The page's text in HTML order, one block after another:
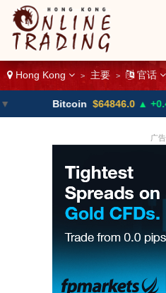
Hong Kong > 主要 > 官话
$64846.0 ▲ +0.48%
广告